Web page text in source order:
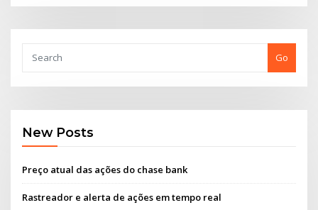
Go
New Posts
Preço atual das ações do chase bank
Rastreador e alerta de ações em tempo real